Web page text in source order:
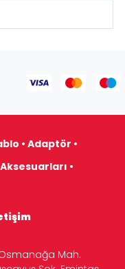
• Adaptör •
•
Mah.